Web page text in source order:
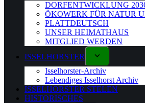
DORFENTWICKLUNG
ÖKOWERK FÜR NATUR
PLATTDEUTSCH
UNSER HEIMATHAUS
MITGLIED WERDEN
ISSELHORSTER
Isselhorster-Archiv
Lebendiges Isselhorst Archiv
ISSELHORSTER STELEN
HISTORISCHES